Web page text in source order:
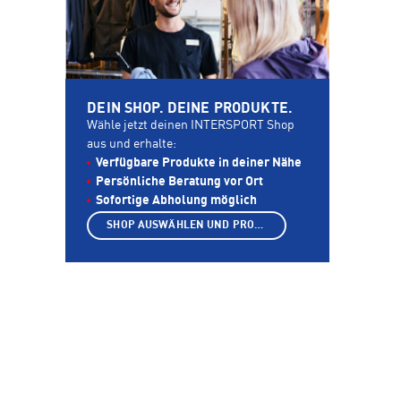
DEIN SHOP. DEINE PRODUKTE.
Wähle jetzt deinen INTERSPORT Shop
aus und erhalte:
Verfügbare Produkte in deiner Nähe
Persönliche Beratung vor Ort
Sofortige Abholung möglich
SHOP AUSWÄHLEN UND PRODUKTE ANZEIGEN